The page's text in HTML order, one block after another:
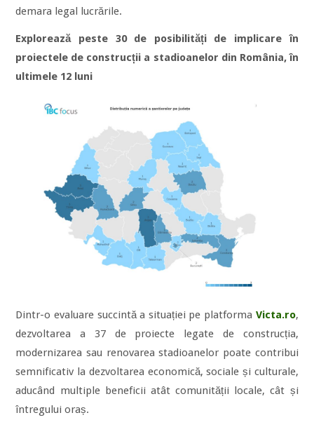
demara legal lucrările.
Explorează peste 30 de posibilități de implicare în
proiectele de construcții a stadioanelor din România, în
ultimele 12 luni
Dintr-o evaluare succintă a situației pe platforma Victa.ro,
dezvoltarea a 37 de proiecte legate de construcția,
modernizarea sau renovarea stadioanelor poate contribui
semnificativ la dezvoltarea economică, sociale și culturale,
aducând multiple beneficii atât comunității locale, cât și
întregului oraș.